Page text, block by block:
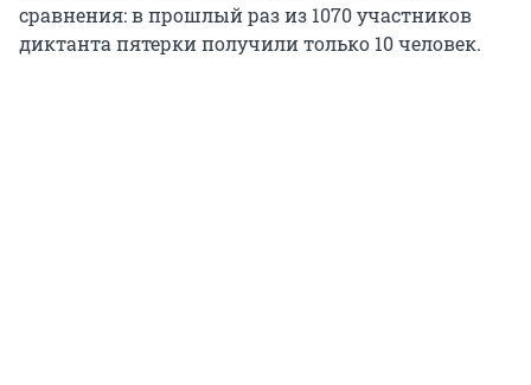
сравнения: в прошлый раз из 1070 участников
диктанта пятерки получили только 10 человек.